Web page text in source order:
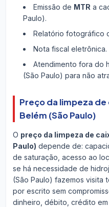
Emissão de MTR a
Paulo).
Relatório fotográfico
Nota fiscal eletrônica.
Atendimento fora do
(São Paulo) para não
Preço da limpeza
Belém (São Paulo)
O preço da limpeza de
Paulo) depende de:
de saturação, acesso ao
se há necessidade de
(São Paulo) fazemos visita
por escrito sem
dinheiro, débito, crédito